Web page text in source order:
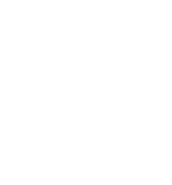
Addetti
avranno
visitatori
storiche